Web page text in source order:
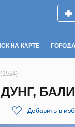
НА КАРТЕ ГОРОДА
БАЛИ
Добавить в